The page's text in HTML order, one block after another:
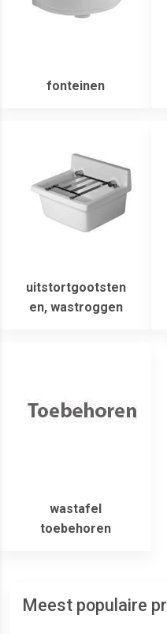
fonteinen
uitstortgootsten
en, wastroggen
wastafel
toebehoren
Meest populaire